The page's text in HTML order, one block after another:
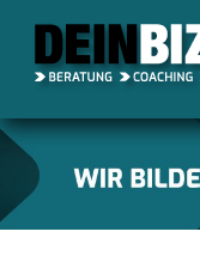
Zum
Inhalt
springen